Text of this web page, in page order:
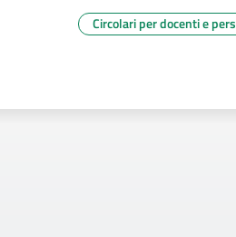
Circolari per docenti e